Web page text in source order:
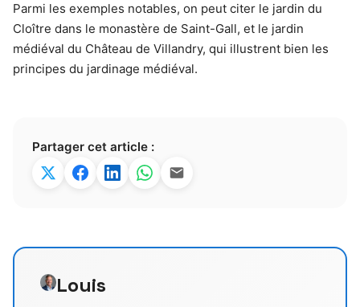
Parmi les exemples notables, on peut citer le jardin du
Cloître dans le monastère de Saint-Gall, et le jardin
médiéval du Château de Villandry, qui illustrent bien les
principes du jardinage médiéval.
Partager cet article :
Louis